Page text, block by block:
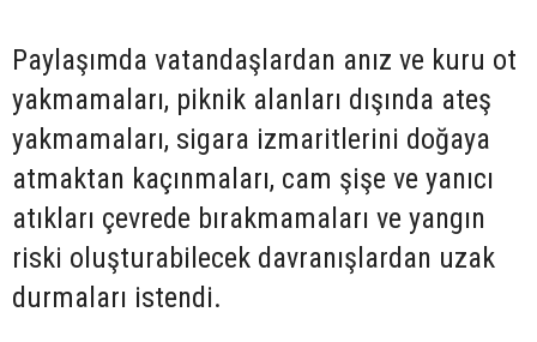
Paylaşımda vatandaşlardan anız ve kuru ot
yakmamaları, piknik alanları dışında ateş
yakmamaları, sigara izmaritlerini doğaya
atmaktan kaçınmaları, cam şişe ve yanıcı
atıkları çevrede bırakmamaları ve yangın
riski oluşturabilecek davranışlardan uzak
durmaları istendi.